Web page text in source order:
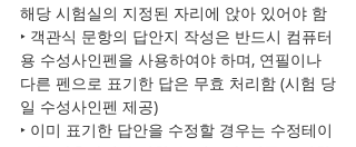
해당 시험실의 지정된 자리에 앉아 있어야 함
‣ 객관식 문항의 답안지 작성은 반드시 컴퓨터
용 수성사인펜을 사용하여야 하며, 연필이나
다른 펜으로 표기한 답은 무효 처리함 (시험 당
일 수성사인펜 제공)
‣ 이미 표기한 답안을 수정할 경우는 수정테이